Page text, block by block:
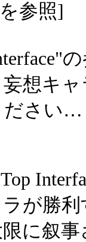
参照]
想キ
ださい…
ラが勝
に叙